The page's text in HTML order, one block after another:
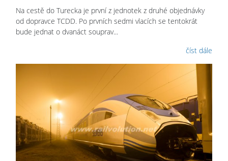
Na cestě do Turecka je první z jednotek z druhé objednávky
od dopravce TCDD. Po prvních sedmi vlacích se tentokrát
bude jednat o dvanáct souprav...
číst dále